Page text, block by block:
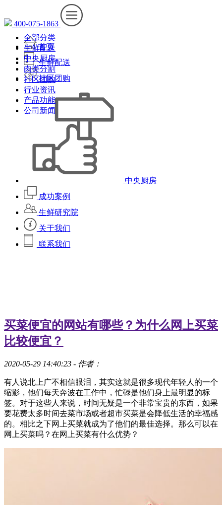
400-075-1863
首页
生鲜配送
社区团购
中央厨房
成功案例
生鲜研究院
关于我们
联系我们
全部分类
生鲜配送
中央厨房
肉类分割
社区团购
行业资讯
产品功能
公司新闻
买菜便宜的网站有哪些？为什么网上买菜
比较便宜？
2020-05-29 14:40:23 - 作者：
有人说北上广不相信眼泪，其实这就是很多现代年轻人的一个
缩影，他们每天奔波在工作中，忙碌是他们身上最明显的标
签。对于这些人来说，时间无疑是一个非常宝贵的东西，如果
要花费太多时间去菜市场或者超市买菜是会降低生活的幸福感
的。相比之下网上买菜就成为了他们的最佳选择。那么可以在
网上买菜吗？在网上买菜有什么优势？